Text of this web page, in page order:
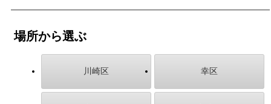
場所から選ぶ
川崎区 幸区